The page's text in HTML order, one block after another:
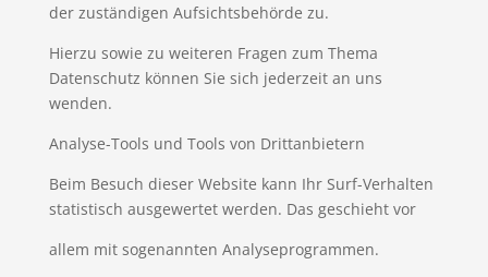
der zuständigen Aufsichtsbehörde zu.
Hierzu sowie zu weiteren Fragen zum Thema
Datenschutz können Sie sich jederzeit an uns
wenden.
Analyse-Tools und Tools von Drittanbietern
Beim Besuch dieser Website kann Ihr Surf-Verhalten
statistisch ausgewertet werden. Das geschieht vor
allem mit sogenannten Analyseprogrammen.